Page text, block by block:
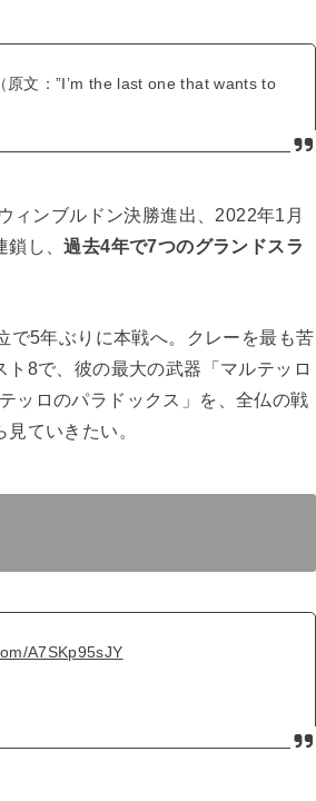
原文：”I’m the last one that wants to
ィンブルドン決勝進出、2022年1月
鎖し、過去4年で7つのグランドスラ
で5年ぶりに本戦へ。クレーを最も苦
8で、彼の最大の武器「マルテッロ
ッロのパラドックス」を、全仏の戦
ていきたい。
A7SKp95sJY